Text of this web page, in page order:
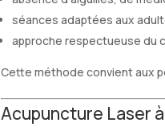
séances adaptées aux
approche respectueuse du
Cette méthode convient aux
Acupuncture Laser